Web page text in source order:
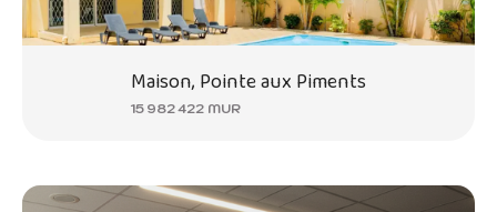
Maison, Pointe aux Piments
15 982 422 MUR